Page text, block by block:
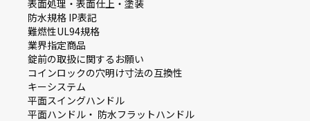
表面処理・表面仕上・塗装
防⽔規格 IP表記
難燃性UL94規格
業界指定商品
錠前の取扱に関するお願い
コインロックの⽳明け⼨法の互換性
キーシステム
平⾯スイングハンドル
平⾯ハンドル・ 防⽔フラットハンドル